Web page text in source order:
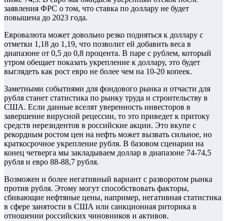
заявления ФРС о том, что ставка по доллару не будет
повышена до 2023 года.
Евровалюта может довольно резко подняться к доллару с
отметки 1,18 до 1,19, что позволит ей добавить веса в
диапазоне от 0,5 до 0,8 процента. В паре с рублем, который
утром обещает показать укрепление к доллару, это будет
выглядеть как рост евро не более чем на 10-20 копеек.
Заметными событиями для фондового рынка и отчасти для
рубля станет статистика по рынку труда и строительству в
США. Если данные вселят уверенность инвесторов в
завершение вирусной рецессии, то это приведет к притоку
средств нерезидентов в российские акции. Это вкупе с
рекордным ростом цен на нефть может вызвать сильное, но
краткосрочное укрепление рубля. В базовом сценарии на
конец четверга мы закладываем доллар в диапазоне 74-74,5
рубля и евро 88-88,7 рубля.
Возможен и более негативный вариант с разворотом рынка
против рубля. Этому могут способствовать факторы,
сбивающие нефтяные цены, например, негативная статистика
в сфере занятости в США или санкционная риторика в
отношении российских чиновников и активов.